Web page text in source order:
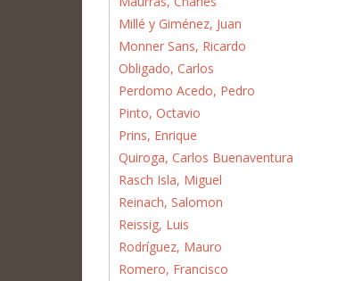
Millé y Giménez, Juan
Monner Sans, Ricardo
Obligado, Carlos
Perdomo Acedo, Pedro
Pinto, Octavio
Prins, Enrique
Quiroga, Carlos Buenaventura
Rasch Isla, Miguel
Reinach, Salomon
Reissig, Luis
Rodríguez, Mauro
Romero, Francisco